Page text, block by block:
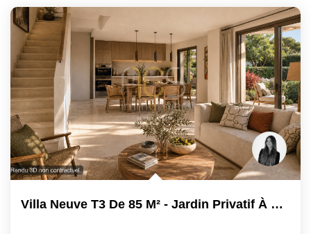
Villa Neuve T3 De 85 M² - Jardin Privatif À Saint-Raphaël -...